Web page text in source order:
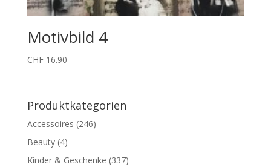
Motivbild 4
CHF16.90
Produktkategorien
Accessoires (246)
Beauty (4)
Kinder & Geschenke (337)